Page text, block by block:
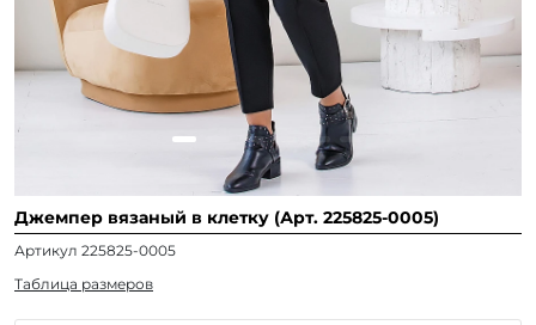
Джемпер вязаный в клетку (Арт. 225825-0005)
Артикул 225825-0005
Таблица размеров